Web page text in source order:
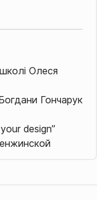
Олеся
Гончарук
design”